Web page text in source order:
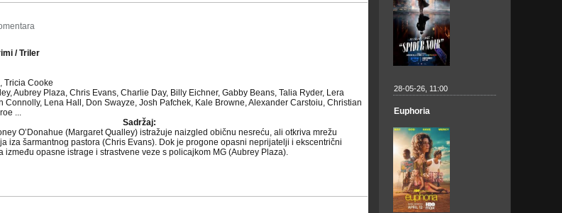
/ Triler
Tricia Cooke
Aubrey Plaza, Chris Evans, Charlie Day, Billy Eichner, Gabby Beans, Talia Ryder, Lera
Connolly, Lena Hall, Don Swayze, Josh Pafchek, Kale Browne, Alexander Carstoiu, Christian
...
Sadržaj:
O’Donahue (Margaret Qualley) istražuje naizgled običnu nesreću, ali otkriva mrežu
iza šarmantnog pastora (Chris Evans). Dok je progone opasni neprijatelji i ekscentrični
između opasne istrage i strastvene veze s policajkom MG (Aubrey Plaza).
28-05-26, 11:00
Euphoria